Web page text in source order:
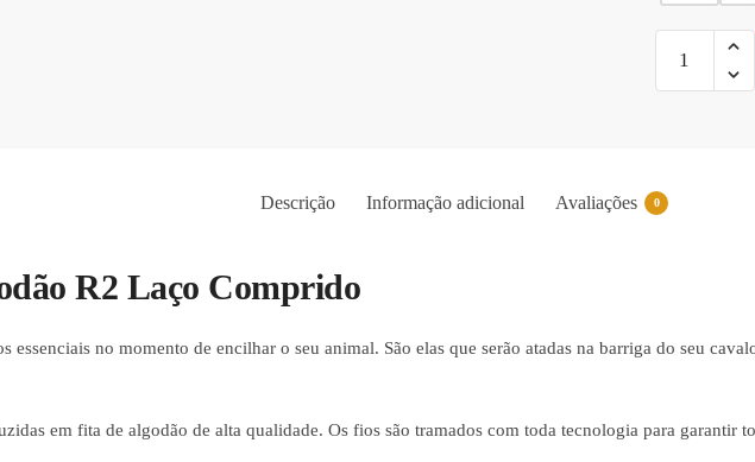
Barrigueira
Algodão
Preto/Graxo
quantidade
Descrição Informação adicional Avaliações 0
R2 Laço Comprido
no momento de encilhar o seu animal. São elas que serão atadas na barriga do seu
em fita de algodão de alta qualidade. Os fios são tramados com toda tecnologia para garantir